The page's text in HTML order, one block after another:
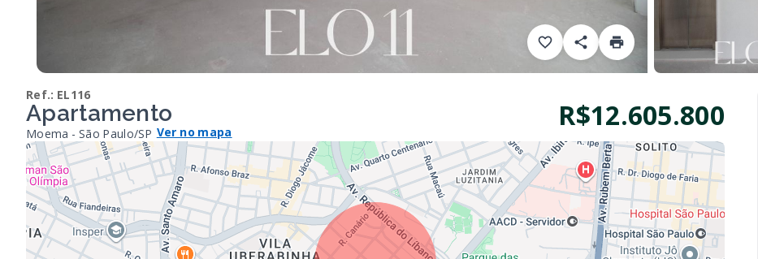
Ref.: EL116
Apartamento
Moema - São Paulo/SP Ver no mapa R$12.605.800